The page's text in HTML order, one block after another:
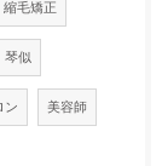
縮毛矯正
琴似
ン 美容師